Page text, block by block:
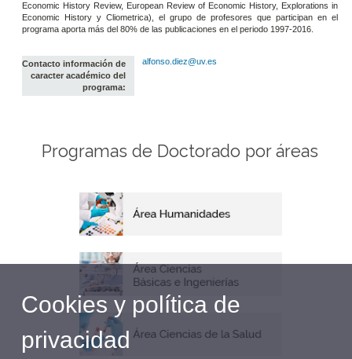
Economic History Review, European Review of Economic History, Explorations in
Economic History y Cliometrica), el grupo de profesores que participan en el
programa aporta más del 80% de las publicaciones en el periodo 1997-2016.
Contacto información de
caracter académico del
programa:
alfonso.diez@uv.es
Programas de Doctorado por áreas
Cookies y política de
privacidad